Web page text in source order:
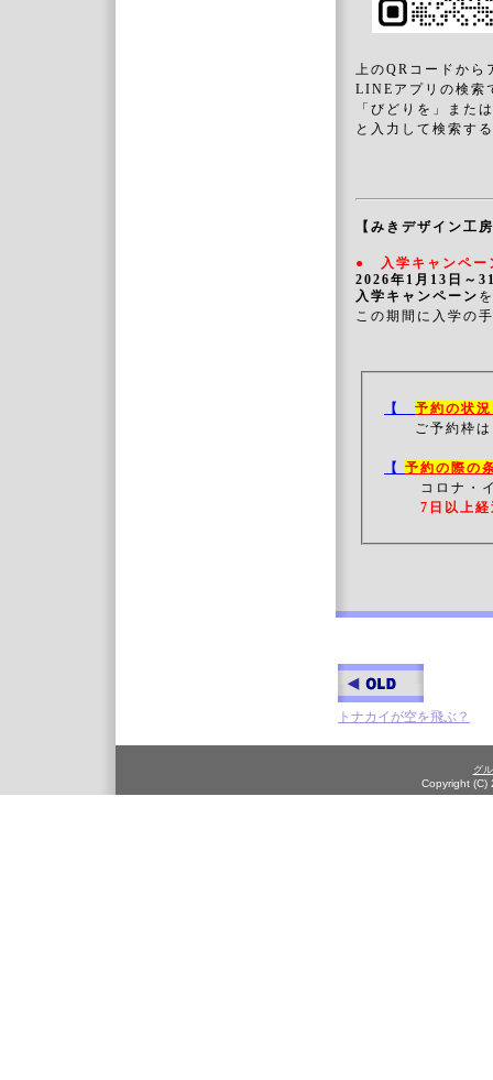
上のQRコードから
LINEアプリの検索
「びどりを」また
と入力して検索す
【みきデザイン工
● 入学キャンペー
2026年1月13日～
入学キャンペーン
この期間に入学の
【 予約の状況
ご予約枠は
【 予約の際の
コロナ・
7日以上
トナカイが空を飛ぶ？
グ
Copyright (C)